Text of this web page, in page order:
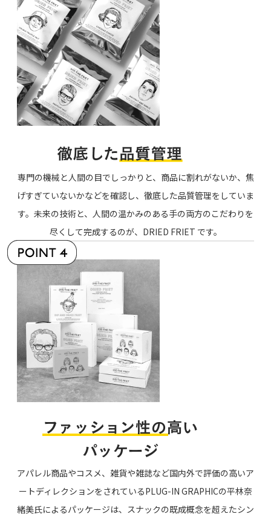
専門の機械と人間の目でしっかりと、商品に割れがないか、焦
げすぎていないかなどを確認し、徹底した品質管理をしていま
す。未来の技術と、人間の温かみのある手の両方のこだわりを
尽くして完成するのが、DRIED FRIET です。
アパレル商品やコスメ、雑貨や雑誌など国内外で評価の高いア
ートディレクションをされているPLUG-IN GRAPHICの平林奈
緒美氏によるパッケージは、スナックの既成概念を超えたシン